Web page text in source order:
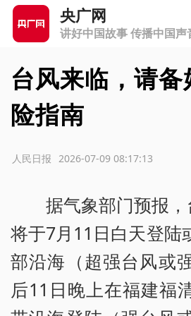
央广网
讲好中国故事 传播中国声
台风来临，请
险指南
2026-07-09 08:17:13
人民日报
据气象部门预报，
将于7月11日白天登陆
部沿海（超强台风或
后11日晚上在福建福